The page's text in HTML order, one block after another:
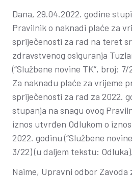
Dana, 29.04.2022. godine
Pravilnik o naknadi plaće za
spriječenosti za rad na teret
zdravstvenog osiguranja
(“Službene novine TK“, broj:
Za naknadu plaće za vrijeme
spriječenosti za rad za 2022.
stupanja na snagu ovog
iznos utvrđen Odlukom o
2022. godinu (“Službene
3/22) (u daljem tekstu: Odluka).
Naime, Upravni odbor Zavoda